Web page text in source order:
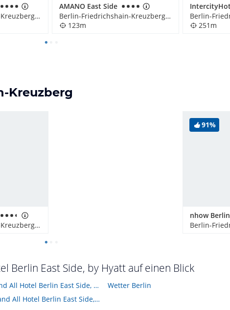
Berlin-Friedrichshain-Kreuzberg, Deutschland
AMANO East Side
Berlin-Friedrichshain-Kreuzberg, Deutschland
123m
251m
Kreuzberg
Berlin-Friedrichshain-Kreuzberg, Deutschland
91%
nhow Berlin
Berlin East Side, by Hyatt auf einen Blick
Alle Hotelinfos Me and All Hotel Berlin East Side, by Hyatt
Hotelbilder von Me and All Hotel Berlin East Side, by Hyatt
Wetter Berlin